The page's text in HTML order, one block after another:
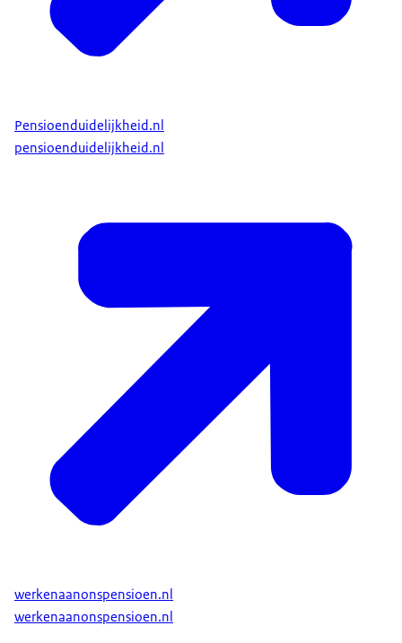
Pensioenduidelijkheid.nl
pensioenduidelijkheid.nl
werkenaanonspensioen.nl
werkenaanonspensioen.nl